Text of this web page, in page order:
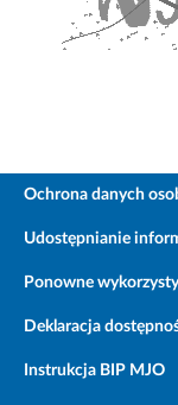
Ochrona danych
Udostępnianie
Ponowne
Deklaracja
Instrukcja BIP MJO